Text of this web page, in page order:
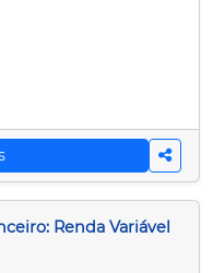
Renda Variável